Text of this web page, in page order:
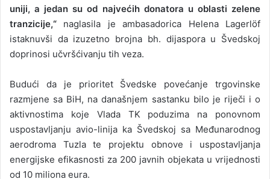
uniji, a jedan su od najvećih donatora u oblasti zelene
tranzicije,“ naglasila je ambasadorica Helena Lagerlöf
istaknuvši da izuzetno brojna bh. dijaspora u Švedskoj
doprinosi učvršćivanju tih veza.
Budući da je prioritet Švedske povećanje trgovinske
razmjene sa BiH, na današnjem sastanku bilo je riječi i o
aktivnostima koje Vlada TK poduzima na ponovnom
uspostavljanju avio-linija ka Švedskoj sa Međunarodnog
aerodroma Tuzla te projektu obnove i uspostavljanja
energijske efikasnosti za 200 javnih objekata u vrijednosti
od 10 miliona eura.